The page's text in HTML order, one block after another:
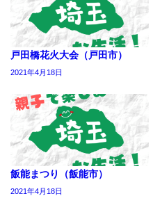
戸田橋花火大会（戸田市）
2021年4月18日
飯能まつり（飯能市）
2021年4月18日